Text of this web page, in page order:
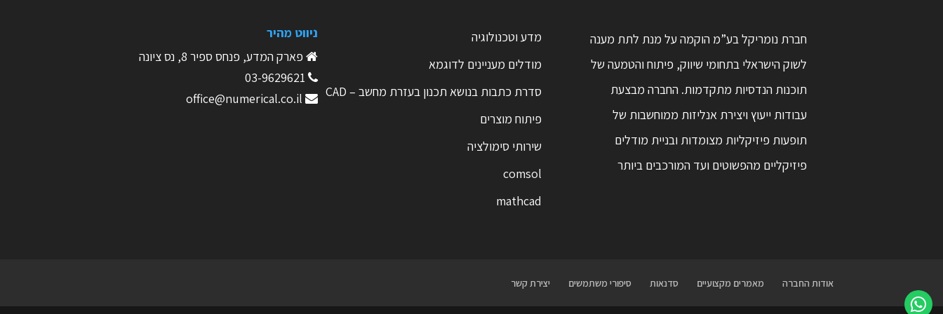
חברת נומריקל בע”מ הוקמה על מנת לתת מענה
לשוק הישראלי בתחומי שיווק, פיתוח והטמעה של
תוכנות הנדסיות מתקדמות. החברה מבצעת
עבודות ייעוץ ויצירת אנליזות ממוחשבות של
תופעות פיזיקליות מצומדות ובניית מודלים
פיזיקליים מהפשוטים ועד המורכבים ביותר
מדע וטכנולוגיה
מודלים מעניינים לדוגמא
סדרת כתבות בנושא תכנון בעזרת מחשב – CAD
פיתוח מוצרים
שירותי סימולציה
comsol
mathcad
ניווט מהיר
פארק המדע, פנחס ספיר 8, נס ציונה
03-9629621
office@numerical.co.il
אודות החברה מאמרים מקצועיים סדנאות סיפורי משתמשים יצירת קשר